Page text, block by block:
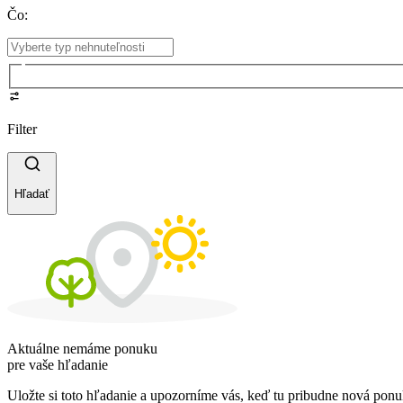
Čo:
Filter
Hľadať
Aktuálne nemáme ponuku
pre vaše hľadanie
Uložte si toto hľadanie a upozorníme vás, keď tu pribudne nová